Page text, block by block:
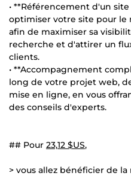
• **Référencement d'un
optimiser votre site pour le
afin de maximiser sa
recherche et d'attirer un
clients.
• **Accompagnement
long de votre projet web,
mise en ligne, en vous
des conseils d'experts.
## Pour 23,12 $US,
> vous allez bénéficier de